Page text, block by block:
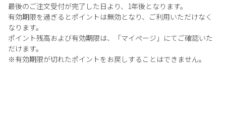
最後のご注文受付が完了した日より、1年後となります。
有効期限を過ぎるとポイントは無効となり、ご利用いただけなく
なります。
ポイント残高および有効期限は、「マイページ」にてご確認いた
だけます。
※有効期限が切れたポイントをお戻しすることはできません。